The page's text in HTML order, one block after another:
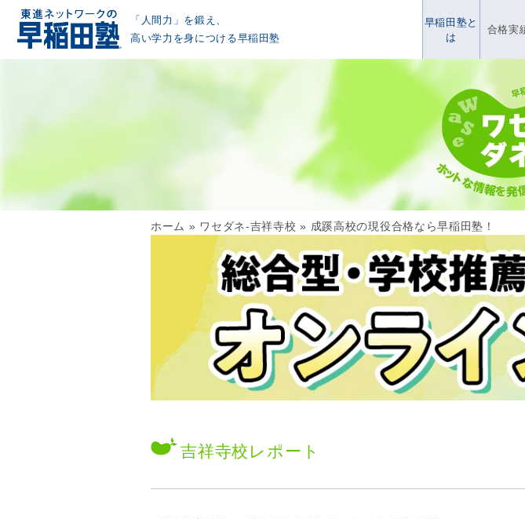
「人間力」を鍛え、
高い学力を身につける早稲田塾
早稲田塾と
は
合格実
ホーム » ワセダネ-吉祥寺校 » 成蹊高校の現役合格なら早稲田塾！
吉祥寺校 レポート